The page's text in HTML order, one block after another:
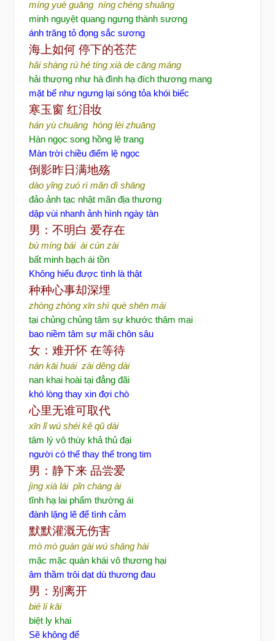
míng yuè guāng níng chéng shuāng
minh nguyệt quang ngưng thành sương
ánh trăng tỏ đọng sắc sương
海上如何 停下的苍茫
hǎi shàng rú hé tíng xià de cāng máng
hải thượng như hà đình hạ đích thương mang
mặt bể như ngưng lại sóng tỏa khói biếc
寒玉窗 红泪妆
hán yù chuāng hóng lèi zhuāng
Hàn ngọc song hồng lệ trang
Màn trời chiều điểm lệ ngọc
倒影昨日满地殇
dào yǐng zuó rì mǎn dì shāng
đảo ảnh tạc nhật mãn địa thương
dập vùi nhanh ảnh hình ngày tàn
男：不明白 爱存在
bù míng bái ài cún zài
bất minh bạch ái tồn
Không hiểu được tình là thật
种种心事却深埋
zhòng zhòng xīn shì què shēn mái
tại chủng chủng tâm sự khước thâm mai
bao niềm tâm sự mãi chôn sâu
女：难开怀 在等待
nán kāi huái zài děng dài
nan khai hoài tại đẳng đãi
khó lòng thay xin đợi chò
心里无谁可取代
xīn lǐ wú shéi kě qǔ dài
tâm lý vô thùy khả thủ đại
người có thể thay thế trong tim
男：静下来 品尝爱
jìng xià lái pǐn cháng ài
tĩnh hạ lai phẩm thường ái
đành lặng lẽ để tình cảm
默默灌溉无伤害
mò mò guàn gài wú shāng hài
mặc mặc quán khái vô thương hại
âm thầm trôi dạt dù thương đau
男：别离开
bié lí kāi
biệt ly khai
Sẽ không để